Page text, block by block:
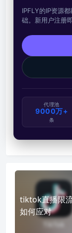
IPFLY的IP资源
础。新用户注册
代理池
9000万+
条
tiktok直播限
如何应对